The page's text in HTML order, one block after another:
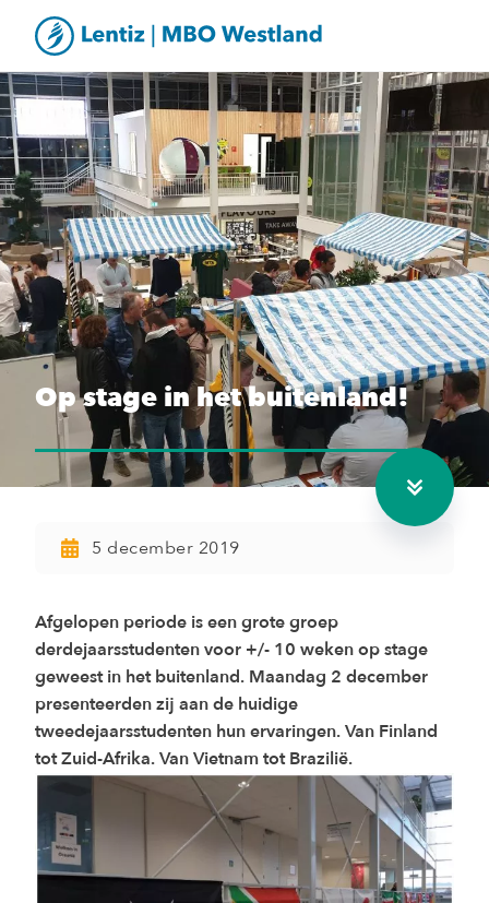
Op stage in het buitenland!
5 december 2019
Afgelopen periode is een grote groep
derdejaarsstudenten voor +/- 10 weken op stage
geweest in het buitenland. Maandag 2 december
presenteerden zij aan de huidige
tweedejaarsstudenten hun ervaringen. Van Finland
tot Zuid-Afrika. Van Vietnam tot Brazilië.